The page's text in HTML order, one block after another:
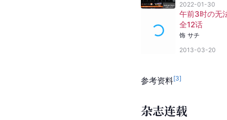
2022-01-30
午前3时の无
全12话
饰 サチ
2013-03-20
参考资料[3]
杂志连载